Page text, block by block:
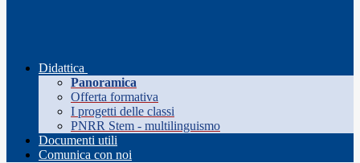
Didattica
Panoramica
Offerta formativa
I progetti delle classi
PNRR Stem - multilinguismo
Documenti utili
Comunica con noi